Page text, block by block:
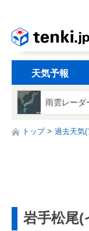
天気予報
雨雲レーダ
トップ 過去天気(
岩手松尾